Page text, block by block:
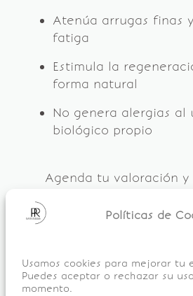
Políticas de
Usamos cookies para mejorar tu
Puedes aceptar o rechazar su
momento.
Atenúa arrugas finas
fatiga
Estimula la
forma natural
No genera alergias al
biológico propio
Agenda tu valoración
clínica.